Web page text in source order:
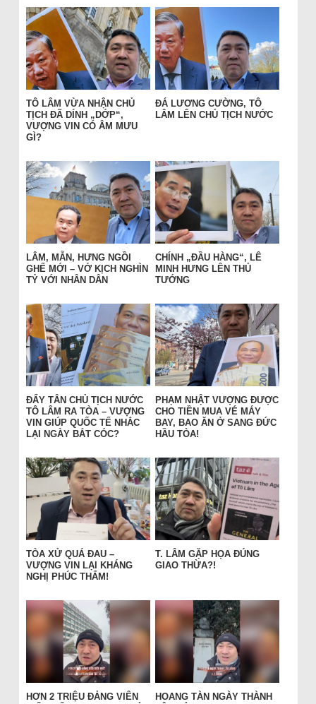
TÔ LÂM VỪA NHẬN CHỦ
TỊCH ĐÃ DÍNH „DỚP“,
VƯỢNG VIN CÓ ÂM MƯU
GÌ?
ĐÁ LƯƠNG CƯỜNG, TÔ
LÂM LÊN CHỦ TỊCH NƯỚC
LÂM, MẪN, HƯNG NGỒI
GHẾ MỚI – VỞ KỊCH NGHÌN
TỶ VỚI NHÂN DÂN
CHÍNH „ĐẦU HÀNG“, LÊ
MINH HƯNG LÊN THỦ
TƯỚNG
ĐẨY TÂN CHỦ TỊCH NƯỚC
TÔ LÂM RA TÒA – VƯỢNG
VIN GIÚP QUỐC TẾ NHẮC
LẠI NGÀY BẮT CÓC?
PHẠM NHẬT VƯỢNG ĐƯỢC
CHO TIỀN MUA VÉ MÁY
BAY, BAO ĂN Ở SANG ĐỨC
HẦU TÒA!
TÒA XỬ QUÁ ĐAU –
VƯỢNG VIN LẠI KHÁNG
NGHỊ PHÚC THẨM!
T. LÂM GẶP HỌA ĐÚNG
GIAO THỪA?!
HƠN 2 TRIỆU ĐẢNG VIÊN
HOANG TÀN NGÀY THÀNH